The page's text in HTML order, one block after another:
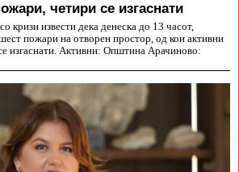
четири се изгаснати
кризи извести дека денеска до 13 часот,
пожари на отворен простор, од кои активни
изгаснати. Активни: Општина Арачиново: